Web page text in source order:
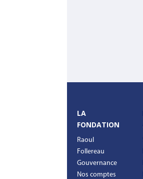
LA
FONDATION
Raoul
Follereau
Gouvernance
Nos comptes